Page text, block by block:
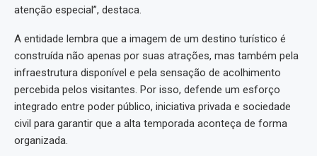
atenção especial”, destaca.
A entidade lembra que a imagem de um destino turístico é
construída não apenas por suas atrações, mas também pela
infraestrutura disponível e pela sensação de acolhimento
percebida pelos visitantes. Por isso, defende um esforço
integrado entre poder público, iniciativa privada e sociedade
civil para garantir que a alta temporada aconteça de forma
organizada.